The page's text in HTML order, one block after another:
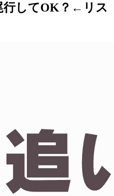
行してOK？←リス